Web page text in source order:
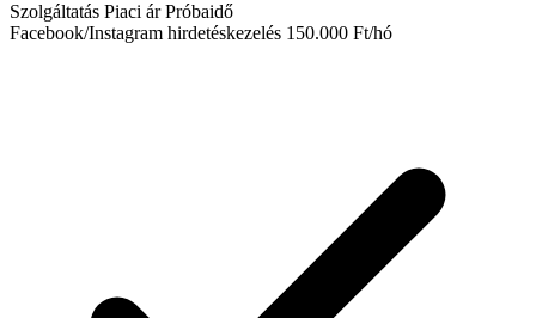
Szolgáltatás Piaci ár Próbaidő
Facebook/Instagram hirdetéskezelés 150.000 Ft/hó